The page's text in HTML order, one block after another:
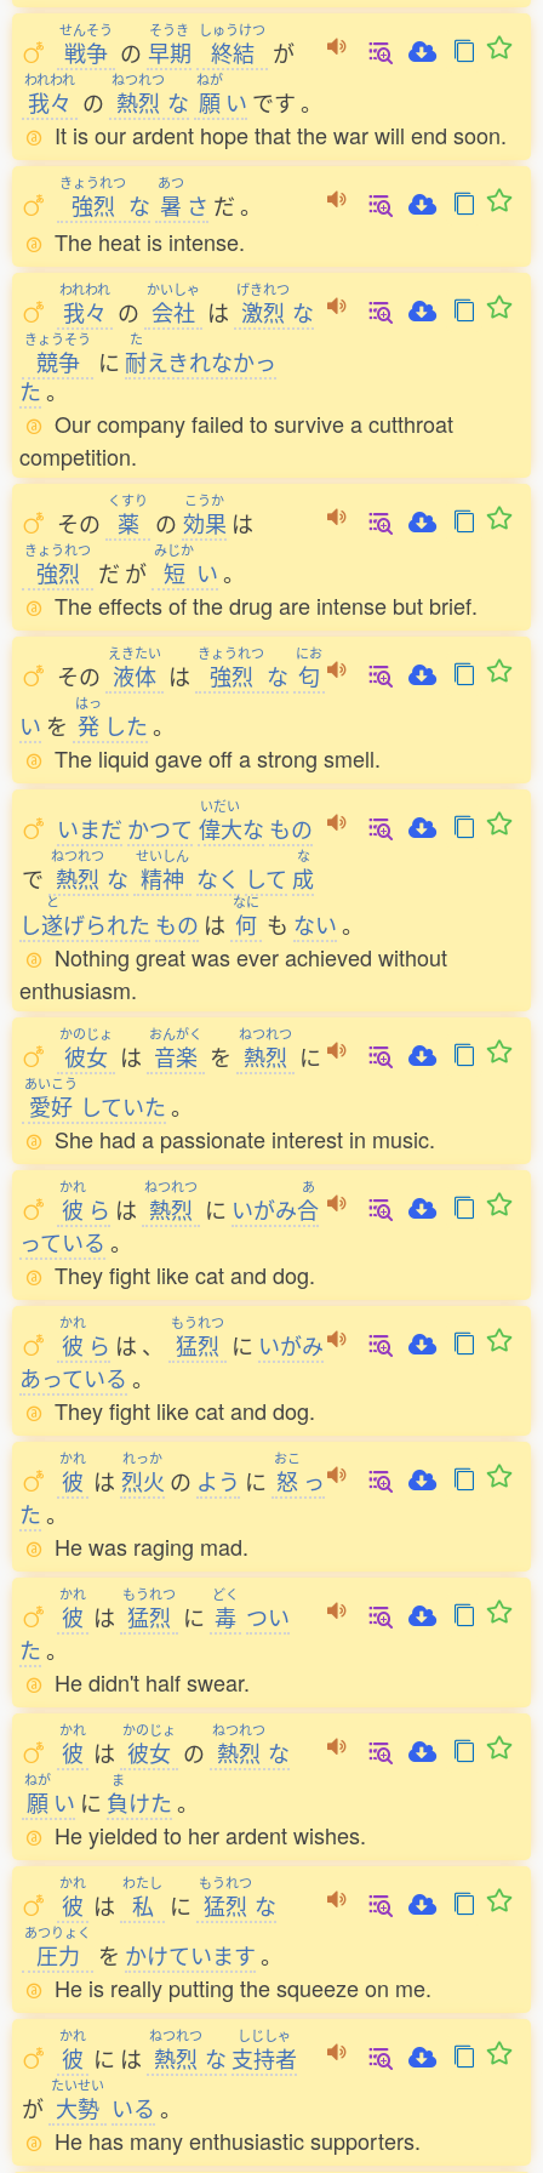
せんそう
戦争 の
そうき
早期
しゅうけつ
終結 が
われわれ
我々 の
ねつれつ
熱烈 な
ねが
願 い です。
It is our ardent hope that the war will end soon.
きょうれつ
強烈 な
あつ
暑 さ だ。
The heat is intense.
われわれ
我々 の
かいしゃ
会社 は
げきれつ
激烈 な
きょうそう
競争 に
た
耐えきれなかっ
た。
Our company failed to survive a cutthroat
competition.
その
くすり
薬 の
こうか
効果 は
きょうれつ
強烈 だ が
みじか
短 い。
The effects of the drug are intense but brief.
その
えきたい
液体 は
きょうれつ
強烈 な
にお
匂
い を
はっ
発 した。
The liquid gave off a strong smell.
いまだ かつて
いだい
偉大な もの
で
ねつれつ
熱烈 な
せいしん
精神 なく して
な
成
し
と
遂げられた もの は
なに
何 も ない。
Nothing great was ever achieved without
enthusiasm.
かのじょ
彼女 は
おんがく
音楽 を
ねつれつ
熱烈 に
あいこう
愛好 していた。
She had a passionate interest in music.
かれ
彼 ら は
ねつれつ
熱烈 に いがみ
あ
合
っている 。
They fight like cat and dog.
かれ
彼 ら は 、
もうれつ
猛烈 に いがみ
あっている 。
They fight like cat and dog.
かれ
彼 は
れっか
烈火 の よう に
おこ
怒 っ
た。
He was raging mad.
かれ
彼 は
もうれつ
猛烈 に
どく
毒 つい
た。
He didn't half swear.
かれ
彼 は
かのじょ
彼女 の
ねつれつ
熱烈 な
ねが
願 い に
ま
負けた。
He yielded to her ardent wishes.
かれ
彼 は
わたし
私 に
もうれつ
猛烈 な
あつりょく
圧力 を かけています。
He is really putting the squeeze on me.
かれ
彼 に は
ねつれつ
熱烈 な
しじしゃ
支持者
が
たいせい
大勢 いる 。
He has many enthusiastic supporters.